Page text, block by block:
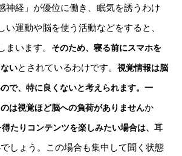
神経」が優位に働き、眠気を誘うわけ
い運動や脳を使う活動などをすると、
まいます。 そのため、寝る前にスマホを
いとされているわけです。視覚情報は脳
で、特に良くないと考えられます。一
は視覚ほど脳への負荷がありませんか
たりコンテンツを楽しみたい場合は、耳
でしょう。この場合も集中して聞く状態